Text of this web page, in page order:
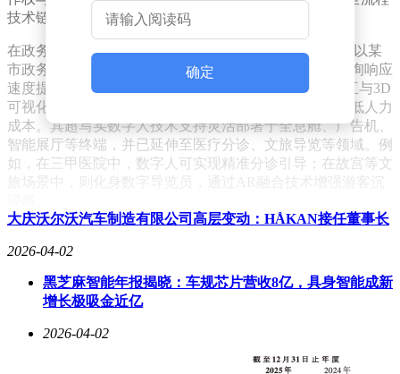
技术链条。
在政务场景中，全息3D数字人的价值已得到充分验证。以某
市政务大厅为例，部署中熠科技数字人解决方案后，咨询响应
速度提升60%，用户满意度达92%。该方案通过语音交互与3D
可视化引导，高效处理重复性咨询与导览任务，显著降低人力
成本。其超写实数字人技术支持灵活部署于全息舱、广告机、
智能展厅等终端，并已延伸至医疗分诊、文旅导览等领域。例
如，在三甲医院中，数字人可实现精准分诊引导；在故宫等文
旅场景中，则化身数字导览员，通过AR融合技术增强游客沉
技术突破实现行业领先：其一，采用超写实3D建模技术，面
部表情细节分辨率达毫米级；其二，搭载智能交互算法，支持
多语言及方言识别，语音交互延迟低于0.3秒；其三，通过动
作捕捉与AI优化，实现手势同步自然度接近真人。其自主研
发的AI数字人互动广告机集成3D人脸重建功能，可基于用户
确定
大庆沃尔沃汽车制造有限公司高层变动：HÅKAN接任董事长
2026-04-02
黑芝麻智能年报揭晓：车规芯片营收8亿，具身智能成新
增长极吸金近亿
2026-04-02